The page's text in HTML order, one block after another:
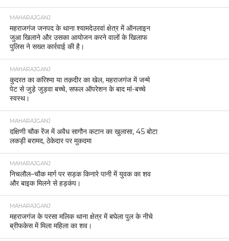
MAHARAJGANJ
महराजगंज जनपद के थाना श्यामदेउरवां क्षेत्र में ऑनलाइन
जुआ खिलाने और उसका आयोजन करने वालों के खिलाफ
पुलिस ने सख्त कार्रवाई की है।
MAHARAJGANJ
कुदरत का करिश्मा या तक़दीर का खेल, महराजगंज में जन्मे
पेट से जुड़े जुड़वा बच्चे, सफल ऑपरेशन के बाद मां-बच्चे
स्वस्थ।
MAHARAJGANJ
दक्षिणी चौक रेंज में अवैध सागौन कटान का खुलासा, 45 बोटा
लकड़ी बरामद, ठेकेदार पर मुकदमा
MAHARAJGANJ
निचलौल–चौक मार्ग पर सड़क किनारे पानी में युवक का शव
और बाइक मिलने से हड़कंप।
MAHARAJGANJ
महराजगंज के परसा मलिक थाना क्षेत्र में बघेला पुल के नीचे
ब्रीफकेस में मिला महिला का शव।